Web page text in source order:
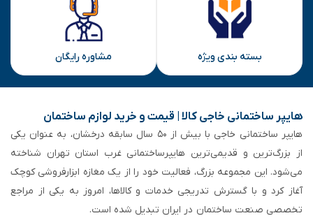
بسته بندی ویژه مشاوره رایگان
هایپر ساختمانی خاجی‌ کالا | قیمت و خرید لوازم ساختمان
هایپر ساختمانی خاجی‌ با بیش از ۵۰ سال سابقه‌ درخشان، به عنوان یکی
از بزرگ‌ترین و قدیمی‌ترین هایپرساختمانی‌ غرب استان تهران شناخته
می‌شود. این مجموعه بزرگ، فعالیت خود را از یک مغازه ابزارفروشی کوچک
آغاز کرد و با گسترش تدریجی خدمات و کالاها، امروز به یکی از مراجع
تخصصی صنعت ساختمان در ایران تبدیل شده است.